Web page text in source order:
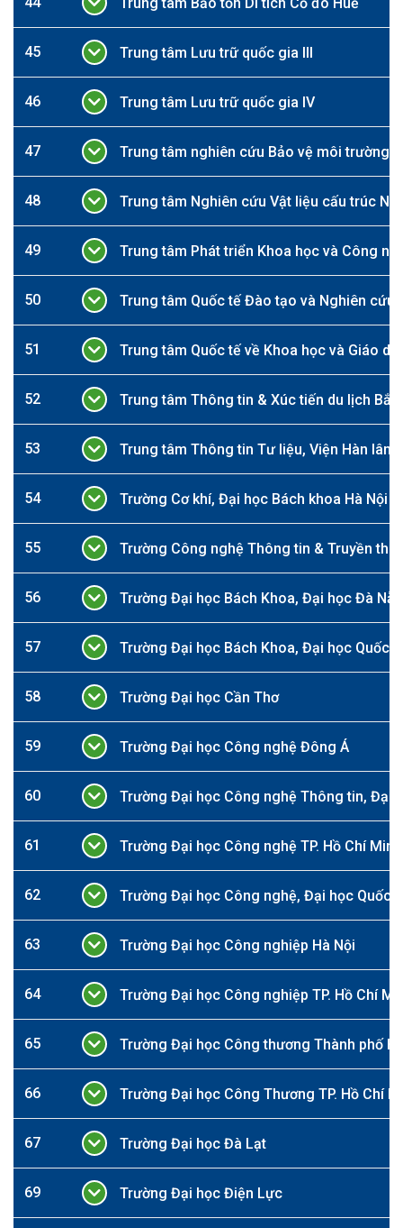
45 Trung tâm Lưu trữ quốc gia III
46 Trung tâm Lưu trữ quốc gia IV
47 Trung tâm nghiên cứu Bảo vệ môi trường,
48 Trung tâm Nghiên cứu Vật liệu cấu trúc
49 Trung tâm Phát triển Khoa học và Công
50 Trung tâm Quốc tế Đào tạo và Nghiên cứu
51 Trung tâm Quốc tế về Khoa học và Giáo
52 Trung tâm Thông tin & Xúc tiến du lịch Bắc
53 Trung tâm Thông tin Tư liệu, Viện Hàn
54 Trường Cơ khí, Đại học Bách khoa Hà Nội
55 Trường Công nghệ Thông tin & Truyền
56 Trường Đại học Bách Khoa, Đại học Đà
57 Trường Đại học Bách Khoa, Đại học Quốc
58 Trường Đại học Cần Thơ
59 Trường Đại học Công nghệ Đông Á
60 Trường Đại học Công nghệ Thông tin, Đại
61 Trường Đại học Công nghệ TP. Hồ Chí Minh
62 Trường Đại học Công nghệ, Đại học Quốc
63 Trường Đại học Công nghiệp Hà Nội
64 Trường Đại học Công nghiệp TP. Hồ Chí
65 Trường Đại học Công thương Thành phố
66 Trường Đại học Công Thương TP. Hồ Chí
67 Trường Đại học Đà Lạt
69 Trường Đại học Điện Lực